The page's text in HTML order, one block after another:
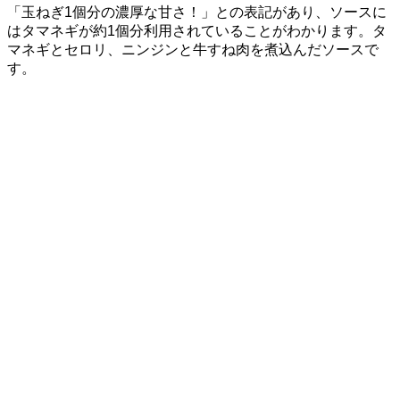
「玉ねぎ1個分の濃厚な甘さ！」との表記があり、ソースに
はタマネギが約1個分利用されていることがわかります。タ
マネギとセロリ、ニンジンと牛すね肉を煮込んだソースで
す。